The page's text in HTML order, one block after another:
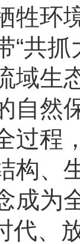
牲环
“共
域生
自然
过程
构、
成为
代、